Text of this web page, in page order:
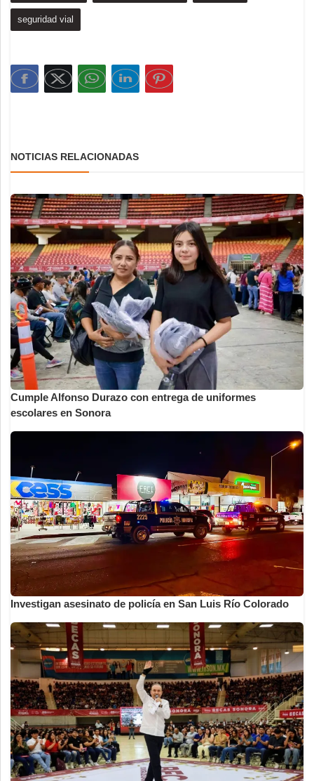
seguridad vial
NOTICIAS RELACIONADAS
Cumple Alfonso Durazo con entrega de uniformes
escolares en Sonora
Investigan asesinato de policía en San Luis Río Colorado